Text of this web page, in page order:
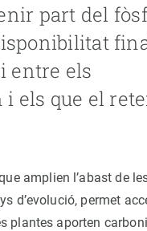
part del
entre els
els que el
amplien l’abast de
d’evolució, permet
plantes aporten